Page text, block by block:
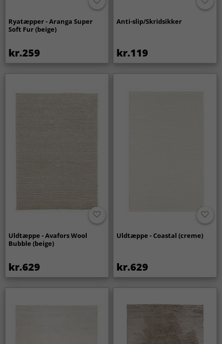
Ryatæpper - Aranga Super
Soft Fur (beige)
kr.259
Anti-slip/Skridsikker
kr.119
Uldtæppe - Avafors Wool
Bubble (beige)
kr.629
Uldtæppe - Coastal (creme)
kr.629